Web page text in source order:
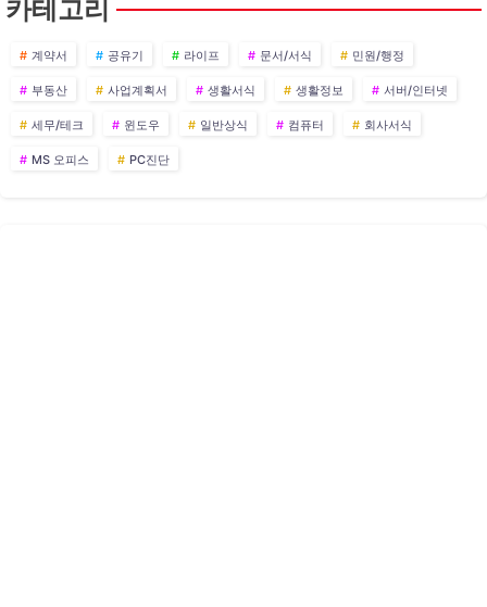
카테고리
계약서 공유기 라이프 문서/서식 민원/행정
부동산 사업계획서 생활서식 생활정보 서버/인터넷
세무/테크 윈도우 일반상식 컴퓨터 회사서식
MS 오피스 PC진단